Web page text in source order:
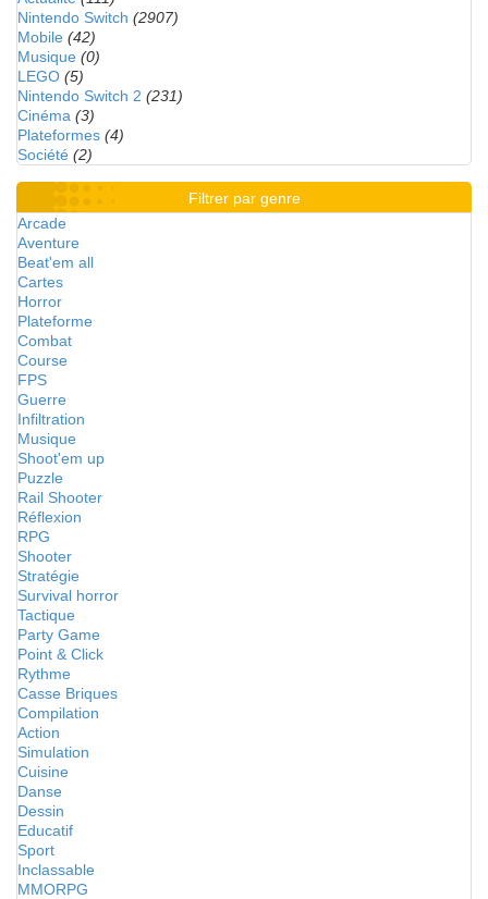
Nintendo Switch (2907)
Mobile (42)
Musique (0)
LEGO (5)
Nintendo Switch 2 (231)
Cinéma (3)
Plateformes (4)
Société (2)
Filtrer par genre
Arcade
Aventure
Beat'em all
Cartes
Horror
Plateforme
Combat
Course
FPS
Guerre
Infiltration
Musique
Shoot'em up
Puzzle
Rail Shooter
Réflexion
RPG
Shooter
Stratégie
Survival horror
Tactique
Party Game
Point & Click
Rythme
Casse Briques
Compilation
Action
Simulation
Cuisine
Danse
Dessin
Educatif
Sport
Inclassable
MMORPG